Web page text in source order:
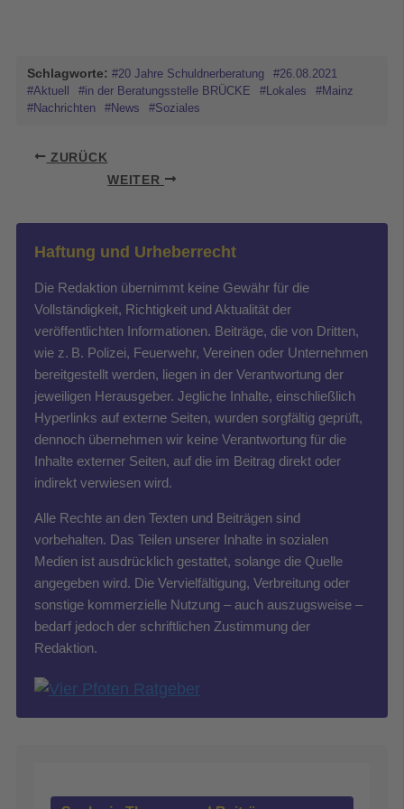
Schlagworte: #20 Jahre Schuldnerberatung
#26.08.2021
#Aktuell
#in der Beratungsstelle BRÜCKE #Lokales
#Mainz
#Nachrichten
#News #Soziales
ZURÜCK
WEITER
Haftung und Urheberrecht
Die Redaktion übernimmt keine Gewähr für die
Vollständigkeit, Richtigkeit und Aktualität der
veröffentlichten Informationen. Beiträge, die von Dritten,
wie z. B. Polizei, Feuerwehr, Vereinen oder Unternehmen
bereitgestellt werden, liegen in der Verantwortung der
jeweiligen Herausgeber. Jegliche Inhalte, einschließlich
Hyperlinks auf externe Seiten, wurden sorgfältig geprüft,
dennoch übernehmen wir keine Verantwortung für die
Inhalte externer Seiten, auf die im Beitrag direkt oder
indirekt verwiesen wird.
Alle Rechte an den Texten und Beiträgen sind
vorbehalten. Das Teilen unserer Inhalte in sozialen
Medien ist ausdrücklich gestattet, solange die Quelle
angegeben wird. Die Vervielfältigung, Verbreitung oder
sonstige kommerzielle Nutzung – auch auszugsweise –
bedarf jedoch der schriftlichen Zustimmung der
Redaktion.